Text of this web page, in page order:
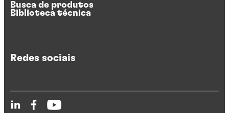
Busca de produtos
Biblioteca técnica
Redes sociais